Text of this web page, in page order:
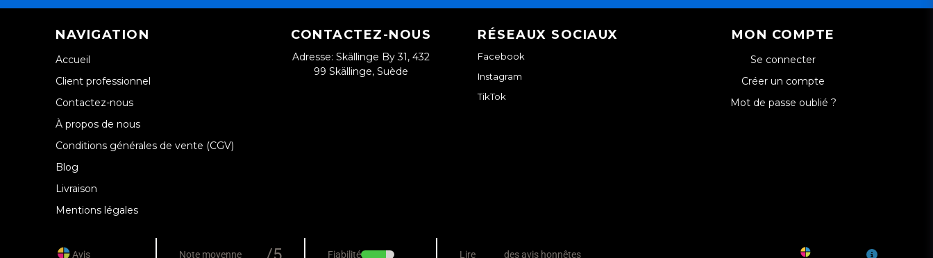
NAVIGATION
Accueil
Client professionnel
Contactez-nous
À propos de nous
Conditions générales de vente (CGV)
Blog
Livraison
Mentions légales
CONTACTEZ-NOUS
Adresse: Skällinge By 31, 432
99 Skällinge, Suède
RÉSEAUX SOCIAUX
Facebook
Instagram
TikTok
MON COMPTE
Se connecter
Créer un compte
Mot de passe oublié ?